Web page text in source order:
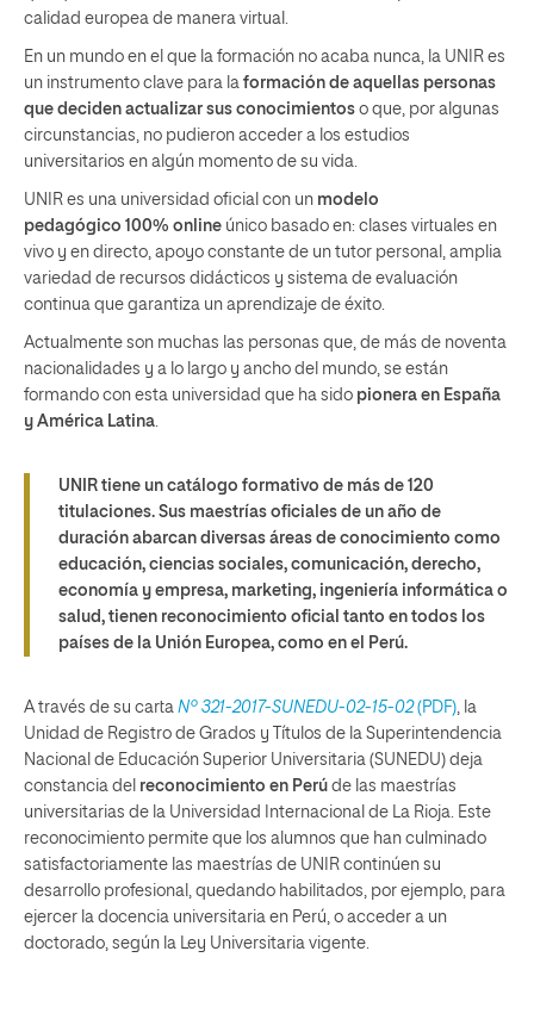
calidad europea de manera virtual.
En un mundo en el que la formación no acaba nunca, la UNIR es
un instrumento clave para la formación de aquellas personas
que deciden actualizar sus conocimientos o que, por algunas
circunstancias, no pudieron acceder a los estudios
universitarios en algún momento de su vida.
UNIR es una universidad oficial con un modelo
pedagógico 100% online único basado en: clases virtuales en
vivo y en directo, apoyo constante de un tutor personal, amplia
variedad de recursos didácticos y sistema de evaluación
continua que garantiza un aprendizaje de éxito.
Actualmente son muchas las personas que, de más de noventa
nacionalidades y a lo largo y ancho del mundo, se están
formando con esta universidad que ha sido pionera en España
y América Latina.
UNIR tiene un catálogo formativo de más de 120
titulaciones. Sus maestrías oficiales de un año de
duración abarcan diversas áreas de conocimiento como
educación, ciencias sociales, comunicación, derecho,
economía y empresa, marketing, ingeniería informática o
salud, tienen reconocimiento oficial tanto en todos los
países de la Unión Europea, como en el Perú.
A través de su carta Nº 321-2017-SUNEDU-02-15-02(PDF), la
Unidad de Registro de Grados y Títulos de la Superintendencia
Nacional de Educación Superior Universitaria (SUNEDU) deja
constancia del reconocimiento en Perú de las maestrías
universitarias de la Universidad Internacional de La Rioja. Este
reconocimiento permite que los alumnos que han culminado
satisfactoriamente las maestrías de UNIR continúen su
desarrollo profesional, quedando habilitados, por ejemplo, para
ejercer la docencia universitaria en Perú, o acceder a un
doctorado, según la Ley Universitaria vigente.